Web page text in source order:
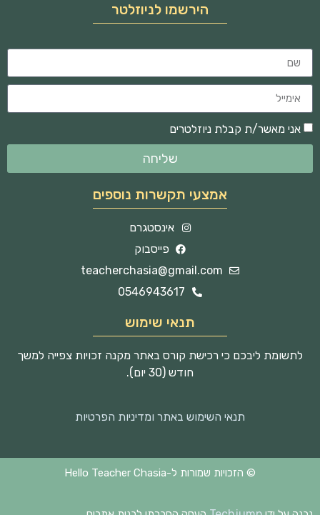
הירשמו לניוזלטר
אני מאשר/ת קבלת ניוזלטרים
שליחה
אמצעי תקשרות נוספים
אינסטגרם
פייסבוק
teacherchasia@gmail.com
0546943617
תנאי שימוש
לתשומת ליבכם כי רכישת קורס באתר מקנה זכויות צפייה למשך
חודש (30 יום).
תנאי השימוש באתר ומדיניות הפרטיות
© הזכויות שמורות ל-Hello Teacher Chasia